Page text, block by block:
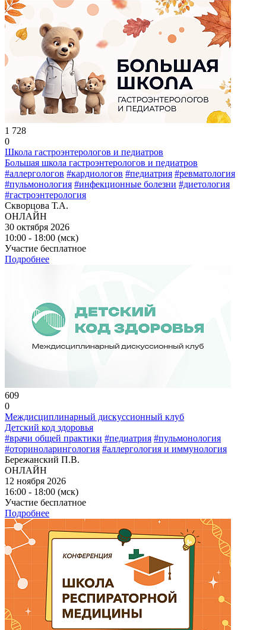
1 728
0
Школа гастроэнтерологов и педиатров
Большая школа гастроэнтерологов и педиатров
#аллергологов #кардиологов #педиатрия #ревматология
#пульмонология #инфекционные болезни #диетология
#гастроэнтерология
Скворцова Т.А.
ОНЛАЙН
30 октября 2026
10:00 - 18:00 (мск)
Участие бесплатное
Подробнее
609
0
Междисциплинарный дискуссионный клуб
Детский код здоровья
#врачи общей практики #педиатрия #пульмонология
#оториноларингология #аллергология и иммунология
Бережанский П.В.
ОНЛАЙН
12 ноября 2026
16:00 - 18:00 (мск)
Участие бесплатное
Подробнее